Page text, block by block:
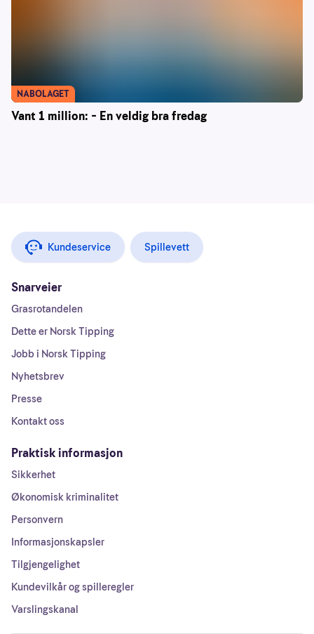
Vant 1 million: – En veldig bra fredag
NABOLAGET
Kundeservice Spillevett
Snarveier
Grasrotandelen
Dette er Norsk Tipping
Jobb i Norsk Tipping
Nyhetsbrev
Presse
Kontakt oss
Praktisk informasjon
Sikkerhet
Økonomisk kriminalitet
Personvern
Informasjonskapsler
Tilgjengelighet
Kundevilkår og spilleregler
Varslingskanal